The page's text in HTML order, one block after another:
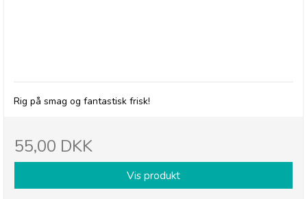
Rig på smag og fantastisk frisk!
55,00 DKK
Vis produkt